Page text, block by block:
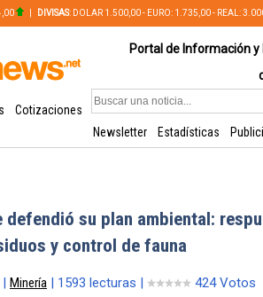
DIVISAS: DOLAR 1.500,00 - EURO: 1.735,00 - REAL:
Portal de Información
Cotizaciones
Newsletter
Estadísticas
defendió su plan ambiental:
y control de fauna
Minería | 1593 lecturas | 424 Votos